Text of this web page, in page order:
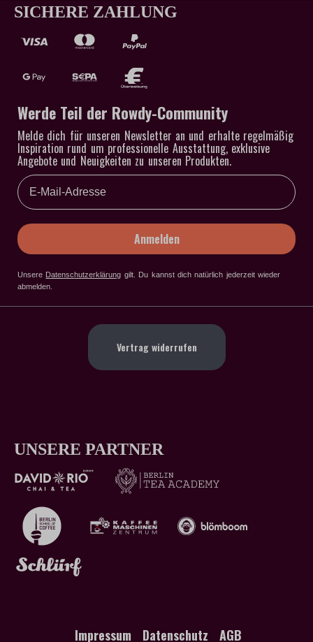
SICHERE ZAHLUNG
Werde Teil der Rowdy-Community
Melde dich für unseren Newsletter an und erhalte regelmäßig
Inspiration rund um professionelle Ausstattung, exklusive
Angebote und Neuigkeiten zu unseren Produkten.
Email
Anmelden
Unsere Datenschutzerklärung gilt. Du kannst dich natürlich jederzeit wieder
abmelden.
Vertrag widerrufen
UNSERE PARTNER
Impressum Datenschutz AGB